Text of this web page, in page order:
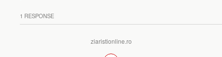
1 RESPONSE
ziaristionline.ro